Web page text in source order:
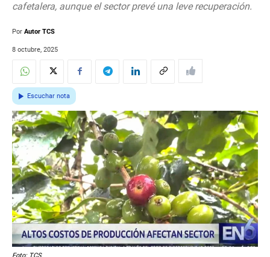
cafetalera, aunque el sector prevé una leve recuperación.
Por Autor TCS
8 octubre, 2025
Escuchar nota